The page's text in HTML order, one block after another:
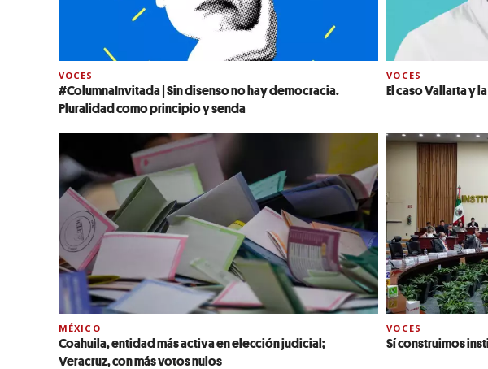
VOCES
#ColumnaInvitada | Sin disenso no hay democracia.
Pluralidad como principio y senda
VOCES
El caso Vallarta y
MÉXICO
Coahuila, entidad más activa en elección judicial;
Veracruz, con más votos nulos
VOCES
Sí construimos